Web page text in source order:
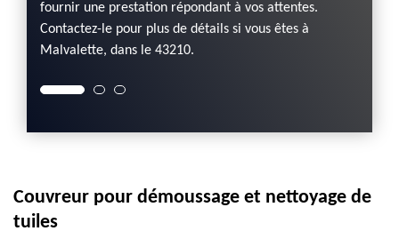
fournir une prestation répondant à vos attentes.
Contactez-le pour plus de détails si vous êtes à
Malvalette, dans le 43210.
Couvreur pour démoussage et nettoyage de
tuiles